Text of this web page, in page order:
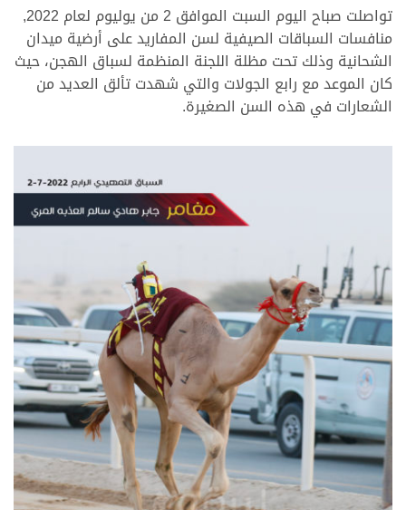
تواصلت صباح اليوم السبت الموافق 2 من يوليوم لعام 2022,
منافسات السباقات الصيفية لسن المفاريد على أرضية ميدان
الشحانية وذلك تحت مظلة اللجنة المنظمة لسباق الهجن، حيث
كان الموعد مع رابع الجولات والتي شهدت تألق العديد من
الشعارات في هذه السن الصغيرة.